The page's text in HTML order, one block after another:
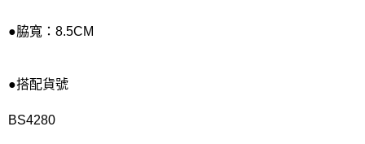
●脇寬：8.5CM
●搭配貨號
BS4280